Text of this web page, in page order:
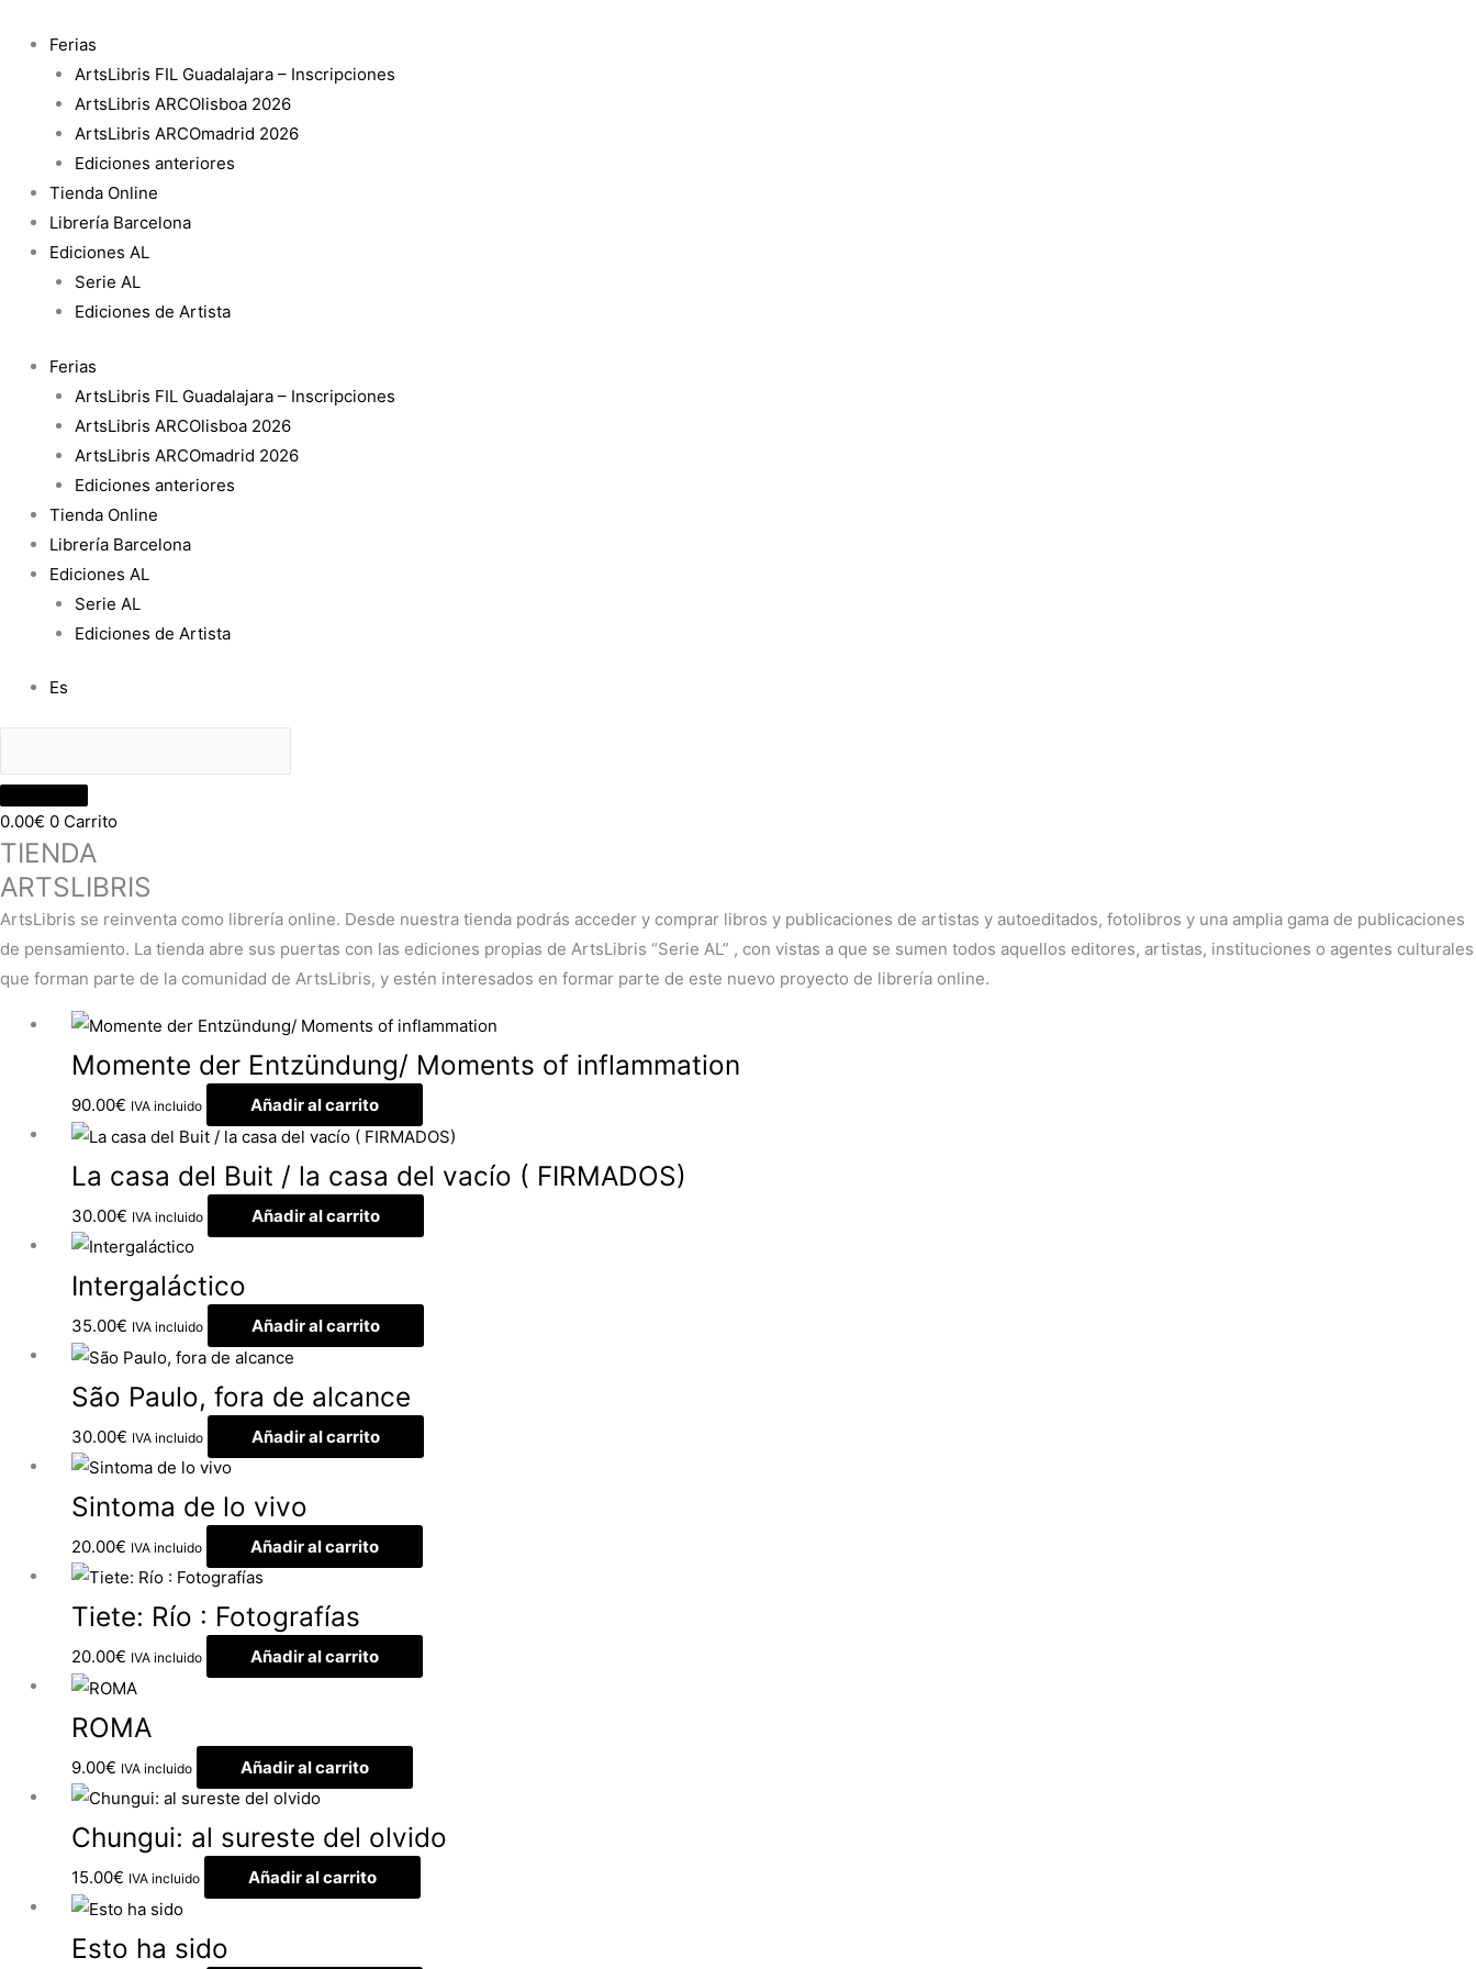
contenido
Ferias
ArtsLibris FIL Guadalajara – Inscripciones
ArtsLibris ARCOlisboa 2026
ArtsLibris ARCOmadrid 2026
Ediciones anteriores
Tienda Online
Librería Barcelona
Ediciones AL
Serie AL
Ediciones de Artista
Ferias
ArtsLibris FIL Guadalajara – Inscripciones
ArtsLibris ARCOlisboa 2026
ArtsLibris ARCOmadrid 2026
Ediciones anteriores
Tienda Online
Librería Barcelona
Ediciones AL
Serie AL
Ediciones de Artista
Es
0.00€ 0 Carrito
TIENDA
ARTSLIBRIS
ArtsLibris se reinventa como librería online. Desde nuestra tienda podrás acceder y comprar libros y publicaciones de artistas y autoeditados, fotolibros y una amplia gama de publicaciones
de pensamiento. La tienda abre sus puertas con las ediciones propias de ArtsLibris “Serie AL” , con vistas a que se sumen todos aquellos editores, artistas, instituciones o agentes culturales
que forman parte de la comunidad de ArtsLibris, y estén interesados en formar parte de este nuevo proyecto de librería online.
Momente der Entzündung/ Moments of inflammation
90.00€ IVA incluido Añadir al carrito
La casa del Buit / la casa del vacío ( FIRMADOS)
30.00€ IVA incluido Añadir al carrito
Intergaláctico
35.00€ IVA incluido Añadir al carrito
São Paulo, fora de alcance
30.00€ IVA incluido Añadir al carrito
Sintoma de lo vivo
20.00€ IVA incluido Añadir al carrito
Tiete: Río : Fotografías
20.00€ IVA incluido Añadir al carrito
ROMA
9.00€ IVA incluido Añadir al carrito
Chungui: al sureste del olvido
15.00€ IVA incluido Añadir al carrito
Esto ha sido